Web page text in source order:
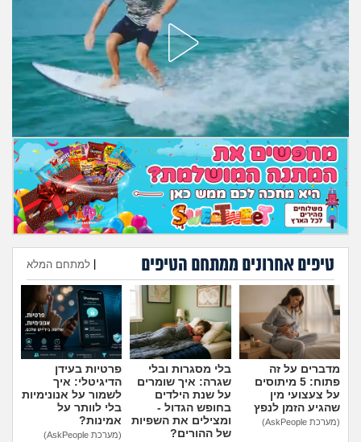
יוקר המחיה
גאווה
טיפים אחרונים ממתחם הטיפים למתחם המלא
הוספת טיפ
מדברים על זה
פתוח: 5 מיתוסים
על צעצועי מין
שהגיע הזמן לנפץ
(מערכת AskPeople)
בלי מסגרות ובלי
שגרה: איך שומרים
על שנת הילדים
בחופש הגדול -
ומצילים את השפיות
של ההורים?
פרטיות בעידן
הדיגיטלי: איך
לשמור על אנונימיות
בלי לוותר על
אמינות?
(מערכת AskPeople)